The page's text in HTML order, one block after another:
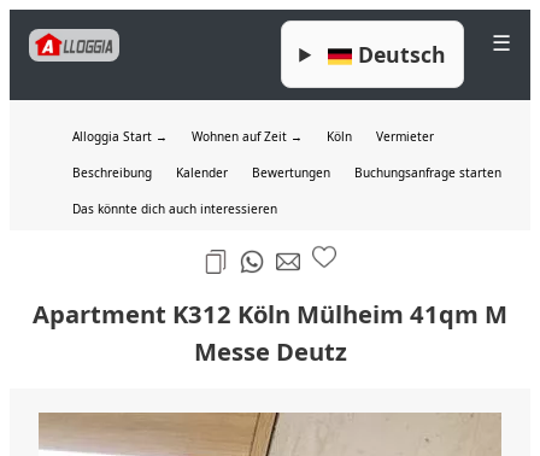
☰
Deutsch
Alloggia Start → Wohnen auf Zeit → Köln Vermieter
Beschreibung Kalender Bewertungen Buchungsanfrage starten
Das könnte dich auch interessieren
Apartment K312 Köln Mülheim 41qm M
Messe Deutz